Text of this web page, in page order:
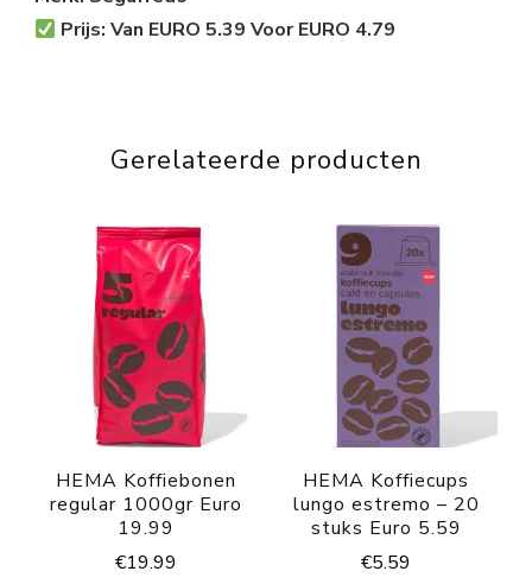
Prijs: Van EURO 5.39 Voor EURO 4.79
Gerelateerde producten
HEMA Koffiebonen
regular 1000gr Euro
19.99
€19.99
HEMA Koffiecups
lungo estremo – 20
stuks Euro 5.59
€5.59